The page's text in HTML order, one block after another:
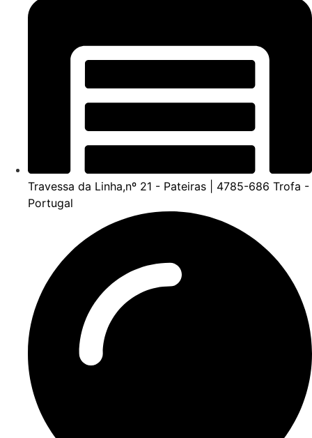
Travessa da Linha,nº 21 - Pateiras | 4785-686 Trofa -
Portugal